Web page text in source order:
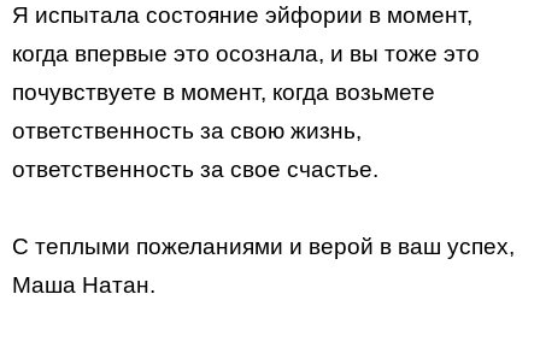
Я испытала состояние эйфории в момент,
когда впервые это осознала, и вы тоже это
почувствуете в момент, когда возьмете
ответственность за свою жизнь,
ответственность за свое счастье.
С теплыми пожеланиями и верой в ваш успех,
Маша Натан.